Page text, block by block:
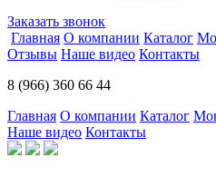
Заказать звонок
Главная О компании Каталог
Отзывы Наше видео Контакты
8 (966) 360 66 44
Главная О компании Каталог
Наше видео Контакты